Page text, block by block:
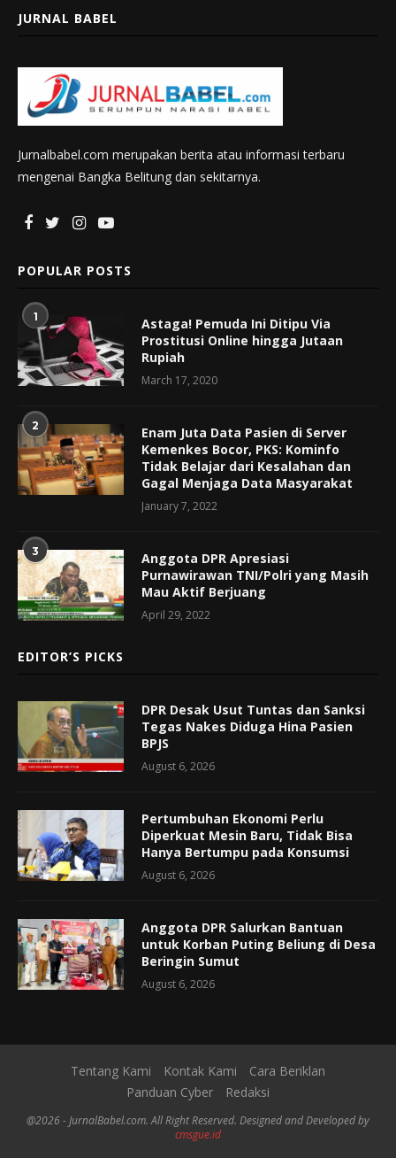
JURNAL BABEL
Jurnalbabel.com merupakan berita atau informasi terbaru
mengenai Bangka Belitung dan sekitarnya.
POPULAR POSTS
1
Astaga! Pemuda Ini Ditipu Via
Prostitusi Online hingga Jutaan
Rupiah
March 17, 2020
2
Enam Juta Data Pasien di Server
Kemenkes Bocor, PKS: Kominfo
Tidak Belajar dari Kesalahan dan
Gagal Menjaga Data Masyarakat
January 7, 2022
3
Anggota DPR Apresiasi
Purnawirawan TNI/Polri yang Masih
Mau Aktif Berjuang
April 29, 2022
EDITOR’S PICKS
DPR Desak Usut Tuntas dan Sanksi
Tegas Nakes Diduga Hina Pasien
BPJS
August 6, 2026
Pertumbuhan Ekonomi Perlu
Diperkuat Mesin Baru, Tidak Bisa
Hanya Bertumpu pada Konsumsi
August 6, 2026
Anggota DPR Salurkan Bantuan
untuk Korban Puting Beliung di Desa
Beringin Sumut
August 6, 2026
Tentang Kami Kontak Kami
Cara Beriklan
Panduan Cyber
Redaksi
@2026 - JurnalBabel.com. All Right Reserved. Designed and Developed by
cmsgue.id